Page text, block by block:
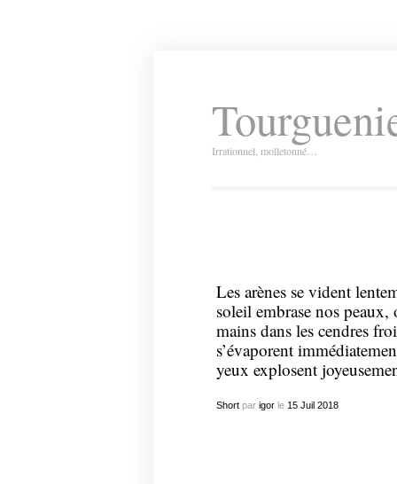
Irrationnel, molletonné…
Les arènes se vident
soleil embrase nos
mains dans les cendres
s’évaporent
yeux explosent
Shortpar igorle 15 Juil 2018